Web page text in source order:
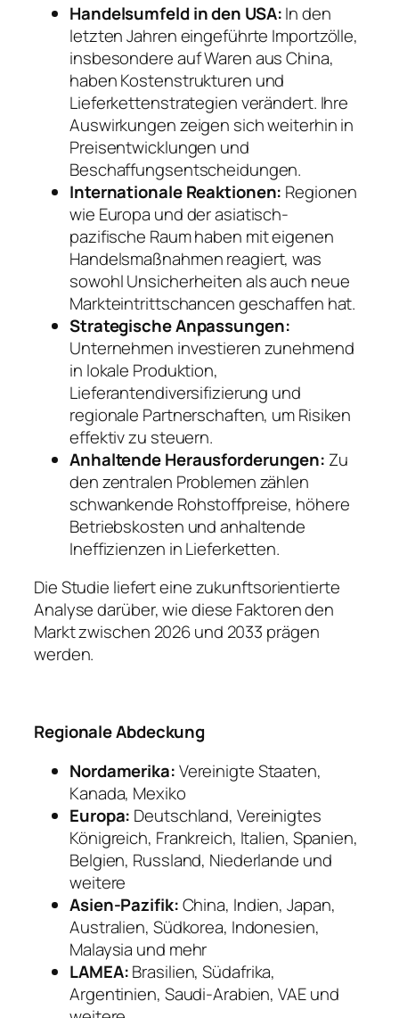
Handelsumfeld in den USA:In den
letzten Jahren eingeführte Importzölle,
insbesondere auf Waren aus China,
haben Kostenstrukturen und
Lieferkettenstrategien verändert. Ihre
Auswirkungen zeigen sich weiterhin in
Preisentwicklungen und
Beschaffungsentscheidungen.
Internationale Reaktionen: Regionen
wie Europa und der asiatisch-
pazifische Raum haben mit eigenen
Handelsmaßnahmen reagiert, was
sowohl Unsicherheiten als auch neue
Markteintrittschancen geschaffen hat.
Strategische Anpassungen:
Unternehmen investieren zunehmend
in lokale Produktion,
Lieferantendiversifizierung und
regionale Partnerschaften, um Risiken
effektiv zu steuern.
Anhaltende Herausforderungen: Zu
den zentralen Problemen zählen
schwankende Rohstoffpreise, höhere
Betriebskosten und anhaltende
Ineffizienzen in Lieferketten.
Die Studie liefert eine zukunftsorientierte
Analyse darüber, wie diese Faktoren den
Markt zwischen 2026 und 2033 prägen
werden.
Regionale Abdeckung
Nordamerika:Vereinigte Staaten,
Kanada, Mexiko
Europa: Deutschland, Vereinigtes
Königreich, Frankreich, Italien, Spanien,
Belgien, Russland, Niederlande und
weitere
Asien-Pazifik:China, Indien, Japan,
Australien, Südkorea, Indonesien,
Malaysia und mehr
LAMEA:Brasilien, Südafrika,
Argentinien, Saudi-Arabien, VAE und